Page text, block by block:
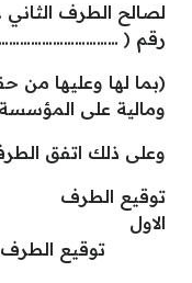
لصالح الطرف
رقم (
(بما لها وعليها من
ومالية على
وعلى ذلك اتفق
توقيع الطرف
توقيع الطرف